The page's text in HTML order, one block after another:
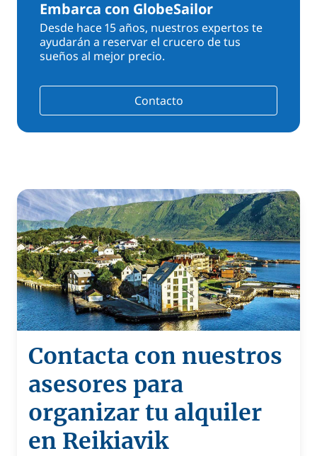
Embarca con GlobeSailor
Desde hace 15 años, nuestros expertos te
ayudarán a reservar el crucero de tus
sueños al mejor precio.
Contacto
Contacta con nuestros
asesores para
organizar tu alquiler
en Reikiavik